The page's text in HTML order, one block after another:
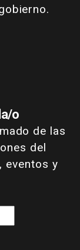
o
de las
del
eventos y